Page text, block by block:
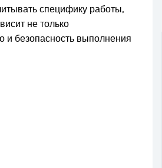
специфику работы,
не только
и безопасность выполнения